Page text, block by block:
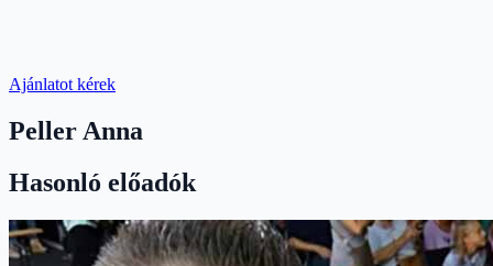
Ajánlatot kérek
Peller Anna
Hasonló előadók